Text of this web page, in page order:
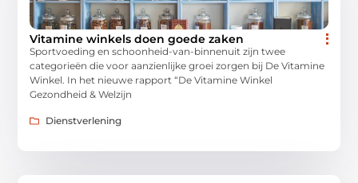
Vitamine winkels doen goede zaken
Sportvoeding en schoonheid-van-binnenuit zijn twee
categorieën die voor aanzienlijke groei zorgen bij De Vitamine
Winkel. In het nieuwe rapport “De Vitamine Winkel
Gezondheid & Welzijn
Dienstverlening